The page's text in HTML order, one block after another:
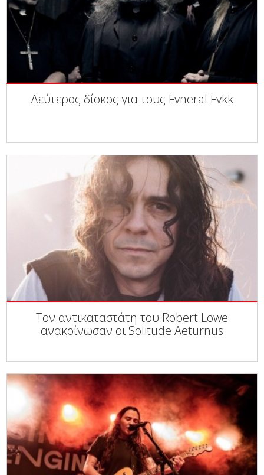
Δεύτερος δίσκος για τους Fvneral Fvkk
Τον αντικαταστάτη του Robert Lowe
ανακοίνωσαν οι Solitude Aeturnus